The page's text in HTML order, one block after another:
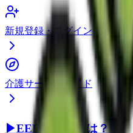
新規登録・ログイン
介護サービスガイド
▶EEFUL DBとは？